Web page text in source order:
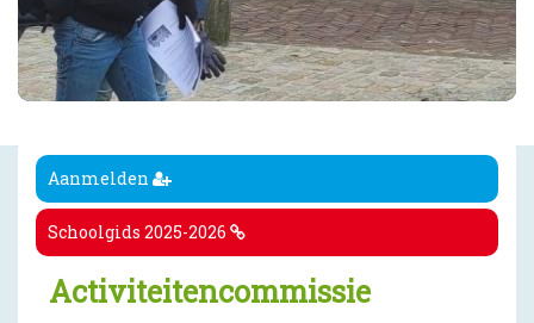
Aanmelden
Schoolgids 2025-2026
Activiteitencommissie